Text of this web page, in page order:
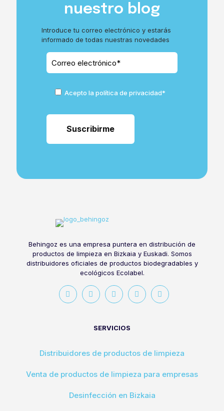
nuestro blog
Introduce tu correo electrónico y estarás
informado de todas nuestras novedades
Acepto la política de privacidad*
Behingoz es una empresa puntera en distribución de
productos de limpieza en Bizkaia y Euskadi. Somos
distribuidores oficiales de productos biodegradables y
ecológicos Ecolabel.
SERVICIOS
Distribuidores de productos de limpieza
Venta de productos de limpieza para empresas
Desinfección en Bizkaia